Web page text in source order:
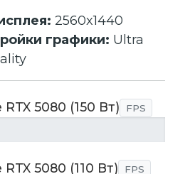
2560x1440
графики: Ultra
5080 (150 Вт) FPS
5080 (110 Вт) FPS